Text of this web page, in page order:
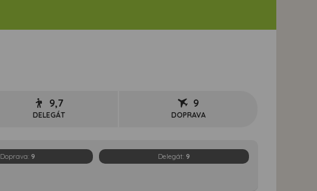
9,7
DELEGÁT
9
DOPRAVA
Doprava: 9 Delegát: 9